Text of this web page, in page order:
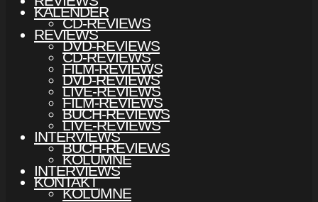
CD-REVIEWS
DVD-REVIEWS
FILM-REVIEWS
LIVE-REVIEWS
BUCH-REVIEWS
INTERVIEWS
KOLUMNE
KONTAKT
KALENDER
REVIEWS
CD-REVIEWS
DVD-REVIEWS
FILM-REVIEWS
LIVE-REVIEWS
BUCH-REVIEWS
INTERVIEWS
KOLUMNE